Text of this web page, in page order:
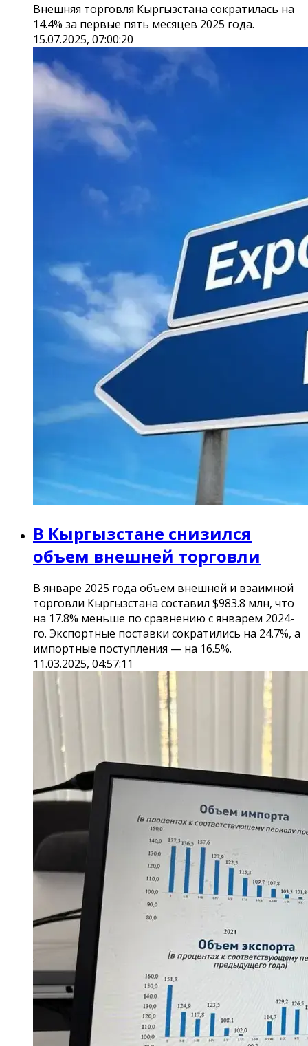
Внешняя торговля Кыргызстана сократилась на
14.4% за первые пять месяцев 2025 года.
15.07.2025, 07:00:20
В Кыргызстане снизился
объем внешней торговли
В январе 2025 года объем внешней и взаимной
торговли Кыргызстана составил $983.8 млн, что
на 17.8% меньше по сравнению с январем 2024-
го. Экспортные поставки сократились на 24.7%, а
импортные поступления — на 16.5%.
11.03.2025, 04:57:11